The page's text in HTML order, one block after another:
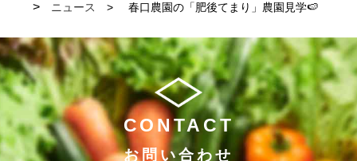
ニュース 春口農園の「肥後てまり」農園見学🍉
CONTACT
お問い合わせ